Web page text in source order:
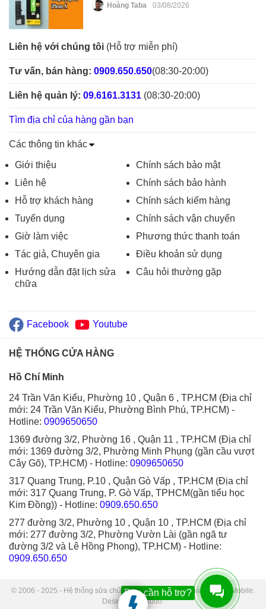
Hoàng Taba 03/08/2026
Liên hệ với chúng tôi (Hỗ trợ miễn phí)
Tư vấn, bán hàng: 0909.650.650(08:30-20:00)
Liên hệ quản lý: 09.6161.3131 (08:30-20:00)
Tìm địa chỉ của hàng gần bạn
Các thông tin khác
Giới thiệu
Liên hệ
Hỗ trợ khách hàng
Tuyển dụng
Giờ làm việc
Tác giả, Chuyên gia
Hướng dẫn đặt lịch sửa
chữa
Chính sách bảo mật
Chính sách bảo hành
Chính sách kiểm hàng
Chính sách vận chuyển
Phương thức thanh toán
Điều khoản sử dụng
Câu hỏi thường gặp
Facebook Youtube
HỆ THỐNG CỬA HÀNG
Hồ Chí Minh
24 Trần Văn Kiểu, Phường 10 , Quận 6 , TP.HCM (Địa chỉ
mới: 24 Trần Văn Kiểu, Phường Bình Phú, TP.HCM) -
Hotline: 0909650650
1369 đường 3/2, Phường 16 , Quận 11 , TP.HCM (Địa chỉ
mới: 1369 đường 3/2, Phường Minh Phụng (gần cầu vượt
Cây Gõ), TP.HCM) - Hotline: 0909650650
317 Quang Trung, P.10 , Quận Gò Vấp , TP.HCM (Địa chỉ
mới: 317 Quang Trung, P. Gò Vấp, TPHCM(gần tiểu học
Kim Đồng)) - Hotline: 0909.650.650
277 đường 3/2, Phường 10 , Quận 10 , TP.HCM (Địa chỉ
mới: 277 đường 3/2, Phường Vườn Lài (gần ngã tư
đường 3/2 và Lê Hồng Phong), TP.HCM) - Hotline:
0909.650.650
© 2006 - 2025 - Hệ thống sửa chữa điện thoại di động Thành Trung Mobile.
Designed by Sudo.
Bạn cần hỗ trợ?